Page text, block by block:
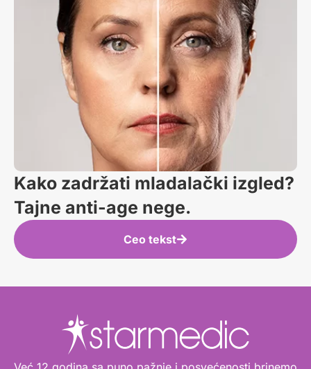
Kako zadržati mladalački izgled?
Tajne anti-age nege.
Ceo tekst